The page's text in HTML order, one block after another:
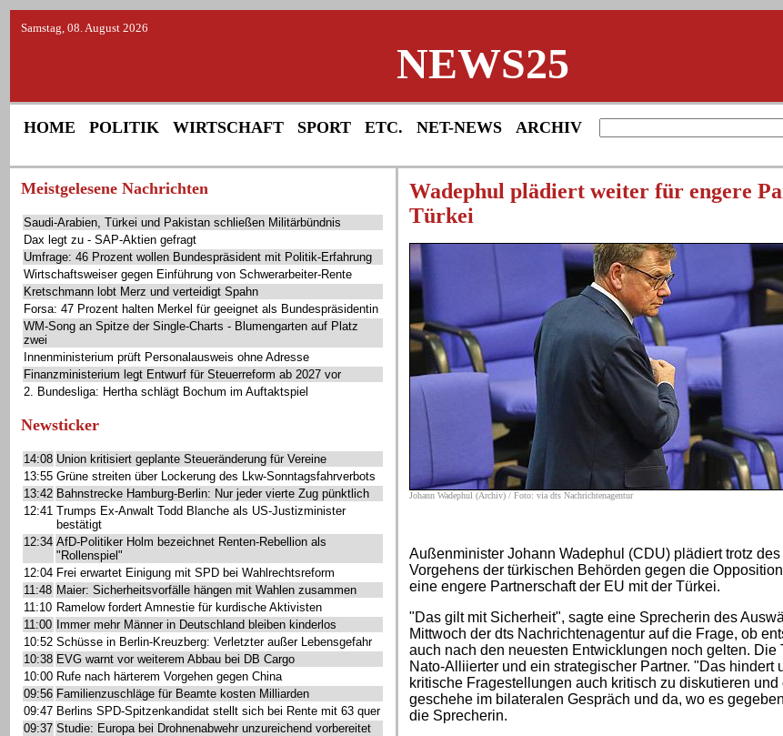
Samstag, 08. August 2026
NEWS25
HOME POLITIK WIRTSCHAFT SPORT ETC. NET-NEWS ARCHIV
Meistgelesene Nachrichten
Saudi-Arabien, Türkei und Pakistan schließen Militärbündnis
Dax legt zu - SAP-Aktien gefragt
Umfrage: 46 Prozent wollen Bundespräsident mit Politik-Erfahrung
Wirtschaftsweiser gegen Einführung von Schwerarbeiter-Rente
Kretschmann lobt Merz und verteidigt Spahn
Forsa: 47 Prozent halten Merkel für geeignet als Bundespräsidentin
WM-Song an Spitze der Single-Charts - Blumengarten auf Platz
zwei
Innenministerium prüft Personalausweis ohne Adresse
Finanzministerium legt Entwurf für Steuerreform ab 2027 vor
2. Bundesliga: Hertha schlägt Bochum im Auftaktspiel
Newsticker
14:08 Union kritisiert geplante Steueränderung für Vereine
13:55 Grüne streiten über Lockerung des Lkw-Sonntagsfahrverbots
13:42 Bahnstrecke Hamburg-Berlin: Nur jeder vierte Zug pünktlich
12:41 Trumps Ex-Anwalt Todd Blanche als US-Justizminister
bestätigt
12:34 AfD-Politiker Holm bezeichnet Renten-Rebellion als
"Rollenspiel"
12:04 Frei erwartet Einigung mit SPD bei Wahlrechtsreform
11:48 Maier: Sicherheitsvorfälle hängen mit Wahlen zusammen
11:10 Ramelow fordert Amnestie für kurdische Aktivisten
11:00 Immer mehr Männer in Deutschland bleiben kinderlos
10:52 Schüsse in Berlin-Kreuzberg: Verletzter außer Lebensgefahr
10:38 EVG warnt vor weiterem Abbau bei DB Cargo
10:00 Rufe nach härterem Vorgehen gegen China
09:56 Familienzuschläge für Beamte kosten Milliarden
09:47 Berlins SPD-Spitzenkandidat stellt sich bei Rente mit 63 quer
09:37 Studie: Europa bei Drohnenabwehr unzureichend vorbereitet
Wadephul plädiert weiter für engere
Türkei
Johann Wadephul (Archiv) / Foto: via dts Nachrichtenagentur
Außenminister Johann Wadephul (CDU) plädiert trotz
Vorgehens der türkischen Behörden gegen die
eine engere Partnerschaft der EU mit der Türkei.
"Das gilt mit Sicherheit", sagte eine Sprecherin des
Mittwoch der dts Nachrichtenagentur auf die Frage, ob
auch nach den neuesten Entwicklungen noch gelten. Die
Nato-Alliierter und ein strategischer Partner. "Das hindert
kritische Fragestellungen auch kritisch zu diskutieren
geschehe im bilateralen Gespräch und da, wo es
die Sprecherin.